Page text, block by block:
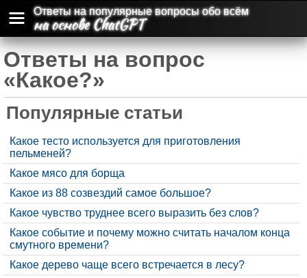
Ответы на популярные вопросы обо всём
на основе ChatGPT
Ответы на вопрос
«Какое?»
Популярные статьи
Какое тесто используется для приготовления
пельменей?
Какое мясо для борща
Какое из 88 созвездий самое большое?
Какое чувство труднее всего выразить без слов?
Какое событие и почему можно считать началом конца
смутного времени?
Какое дерево чаще всего встречается в лесу?